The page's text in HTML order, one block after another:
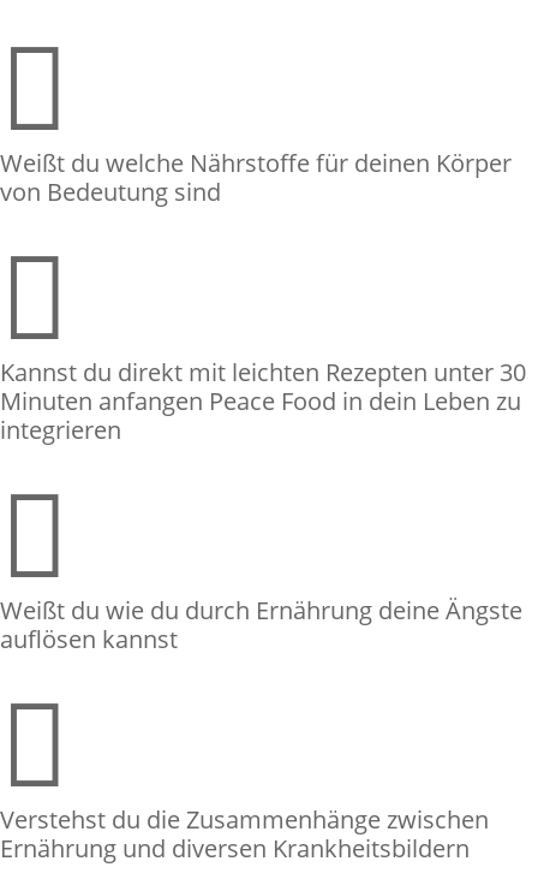

Weißt du welche Nährstoffe für deinen Körper
von Bedeutung sind

Kannst du direkt mit leichten Rezepten unter 30
Minuten anfangen Peace Food in dein Leben zu
integrieren

Weißt du wie du durch Ernährung deine Ängste
auflösen kannst

Verstehst du die Zusammenhänge zwischen
Ernährung und diversen Krankheitsbildern